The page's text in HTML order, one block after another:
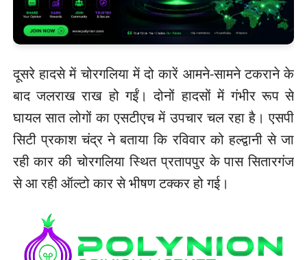
दूसरे हादसे में चोरगलिया में दो कारें आमने-सामने टकराने के
बाद जलराख राख हो गईं। दोनों हादसों में गंभीर रूप से
घायल सात लोगों का एसटीएच में उपचार चल रहा है। एसपी
सिटी प्रकाश चंद्र ने बताया कि रविवार को हल्द्वानी से जा
रही कार की चोरगलिया स्थित प्रतापपुर के पास सितारगंज
से आ रही ऑल्टो कार से भीषण टक्कर हो गई।